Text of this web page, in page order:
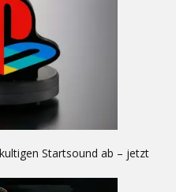
Startsound ab – jetzt